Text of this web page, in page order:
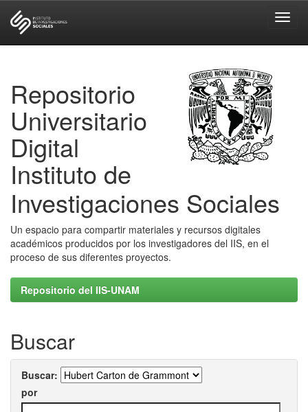
Repositorio
Universitario
Digital
Instituto de
Investigaciones Sociales
Un espacio para compartir materiales y recursos digitales
académicos producidos por los investigadores del IIS, en el
proceso de sus diferentes proyectos.
Repositorio del IIS-UNAM
Buscar
Buscar:
por